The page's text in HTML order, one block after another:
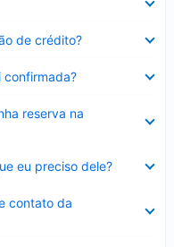
de crédito?
confirmada?
reserva na
eu preciso dele?
contato da